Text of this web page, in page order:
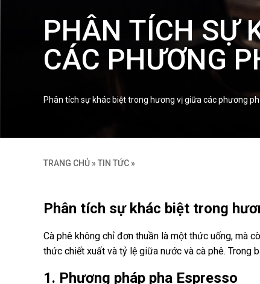
PHÂN TÍCH SỰ
CÁC PHƯƠNG
Phân tích sự khác biệt trong hương vị giữa các phương
TRANG CHỦ » TIN TỨC »
Phân tích sự khác biệt trong
Cà phê không chỉ đơn thuần là một thức uống, mà
thức chiết xuất và tỷ lệ giữa nước và cà phê. Trong
1. Phương pháp pha Espresso